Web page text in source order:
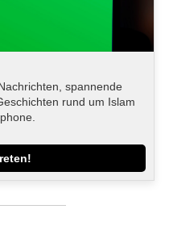
spannende
rund um Islam